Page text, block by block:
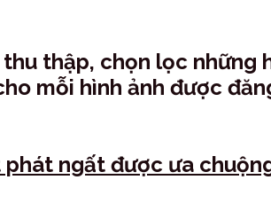
thập, chọn lọc
mỗi hình ảnh được
ngất được ưa